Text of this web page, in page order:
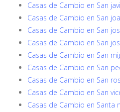
Casas de Cambio en San
Casas de Cambio en San
Casas de Cambio en San
Casas de Cambio en San
Casas de Cambio en San
Casas de Cambio en San
Casas de Cambio en San
Casas de Cambio en San
Casas de Cambio en Santa